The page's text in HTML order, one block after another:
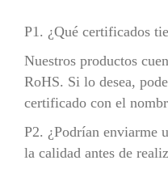
P1. ¿Qué certificados
Nuestros productos
RoHS. Si lo desea,
certificado con el
P2. ¿Podrían enviarme
la calidad antes de